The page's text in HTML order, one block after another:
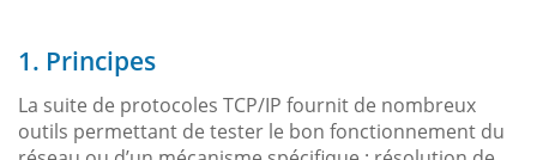
1. Principes
La suite de protocoles TCP/IP fournit de nombreux
outils permettant de tester le bon fonctionnement du